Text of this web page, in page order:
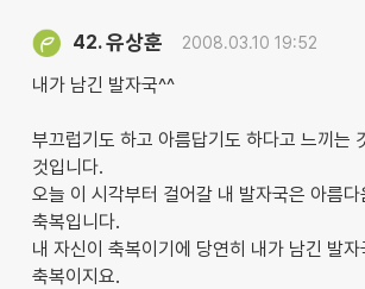
42.유상훈 2008.03.10 19:52
내가 남긴 발자국^^
부끄럽기도 하고 아름답기도 하다고 느끼는
것입니다.
오늘 이 시각부터 걸어갈 내 발자국은 아름다
축복입니다.
내 자신이 축복이기에 당연히 내가 남긴 발자
축복이지요.